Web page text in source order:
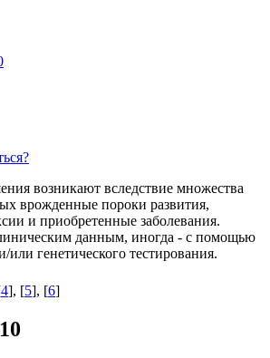
возникают вследствие множества
врожденные пороки развития,
и приобретенные заболевания.
данным, иногда - с помощью
или генетического тестирования.
4], [5], [6]